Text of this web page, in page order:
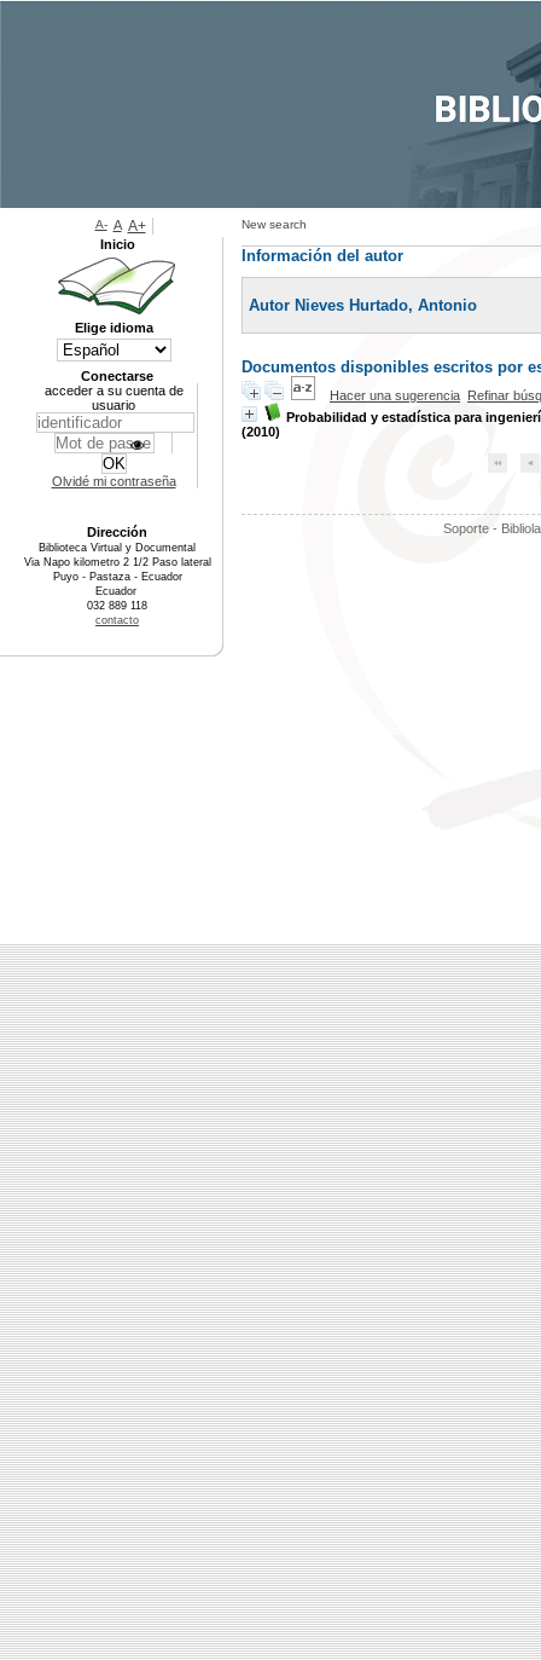
New search
Información del autor
Autor Nieves Hurtado, Antonio
Documentos disponibles escritos por
Hacer una sugerencia Refinar
Probabilidad y estadística para
(2010)
Soporte -
A- A A+
Inicio
Elige idioma
Conectarse
acceder a su cuenta de
usuario
Olvidé mi contraseña
Dirección
Biblioteca Virtual y Documental
Via Napo kilometro 2 1/2 Paso lateral
Puyo - Pastaza - Ecuador
Ecuador
032 889 118
contacto